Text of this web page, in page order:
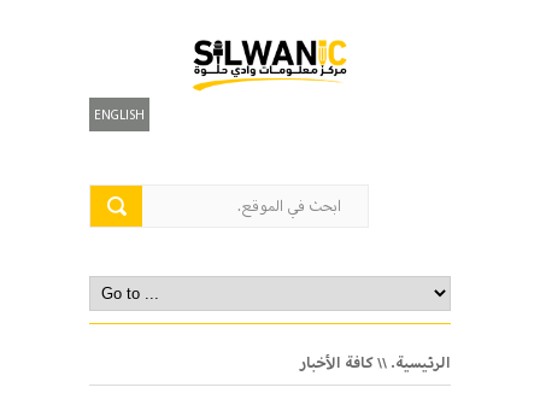
ENGLISH
الرئيسية.\\ كافة الأخبار